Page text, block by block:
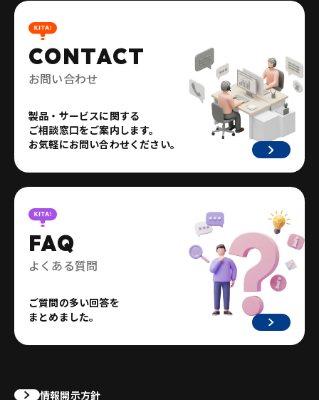
CONTACT
お問い合わせ
製品・サービスに関する
ご相談窓口をご案内します。
お気軽にお問い合わせください。
FAQ
よくある質問
ご質問の多い回答を
まとめました。
情報開示方針